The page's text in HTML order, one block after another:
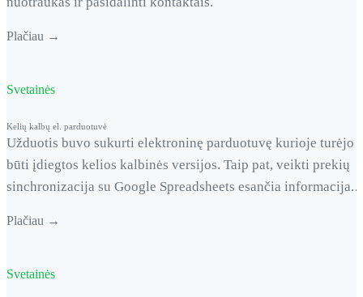
Plačiau →
Svetainės
Kelių kalbų el. parduotuvė
Užduotis buvo sukurti elektroninę parduotuvę kurioje turėjo
būti įdiegtos kelios kalbinės versijos. Taip pat, veikti prekių
sinchronizacija su Google Spreadsheets esančia informacija.
kita informacija. Šiuo metu diegiama skirtinga prekių
pluginą galima redaguoti skirtingą pateikimą prekių
Plačiau →
Svetainės